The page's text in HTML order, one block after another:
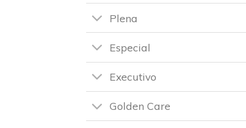
Plena
Especial
Executivo
Golden Care